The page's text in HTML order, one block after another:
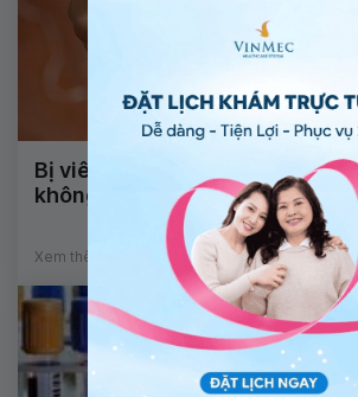
Bị viêm gan B có uống được
không?
Xem thêm